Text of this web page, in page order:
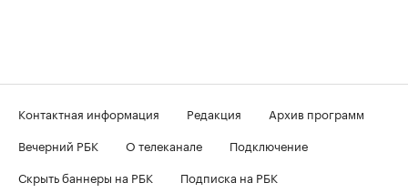
Контактная информация Редакция
Архив программ
Вечерний РБК
О телеканале
Подключение
Скрыть баннеры на РБК
Подписка на РБК